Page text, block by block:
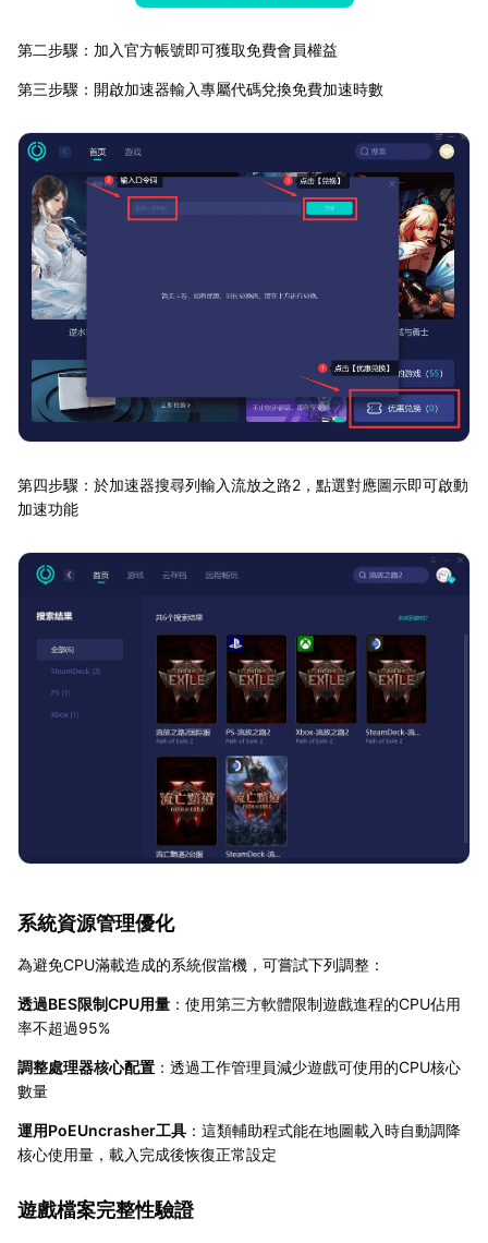
第二步驟：加入官方帳號即可獲取免費會員權益
第三步驟：開啟加速器輸入專屬代碼兌換免費加速時數
第四步驟：於加速器搜尋列輸入流放之路2，點選對應圖示即可啟動
加速功能
系統資源管理優化
為避免CPU滿載造成的系統假當機，可嘗試下列調整：
透過BES限制CPU用量 ：使用第三方軟體限制遊戲進程的CPU佔用
率不超過95%
調整處理器核心配置 ：透過工作管理員減少遊戲可使用的CPU核心
數量
運用PoEUncrasher工具 ：這類輔助程式能在地圖載入時自動調降
核心使用量，載入完成後恢復正常設定
遊戲檔案完整性驗證